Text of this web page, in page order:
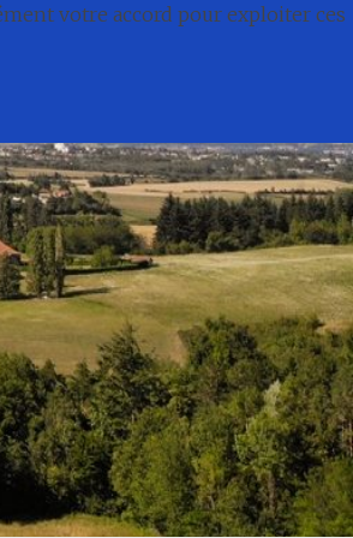
votre accord pour exploiter ces